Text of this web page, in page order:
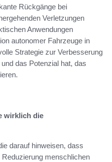
Rückgänge bei
Verletzungen
Anwendungen
autonomer Fahrzeuge in
Strategie zur Verbesserung
das Potenzial hat, das
wirklich die
darauf hinweisen, dass
menschlichen